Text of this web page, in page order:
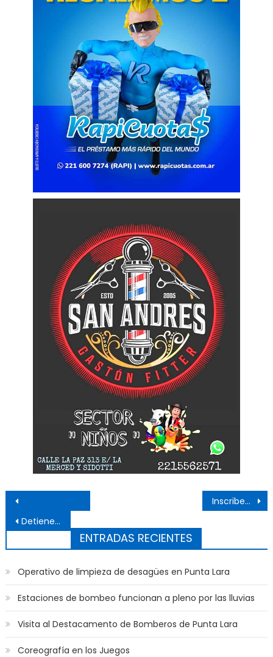
Navegación de entradas
Detienen a una mujer por abusar de una menor de su familia en Catella
Inscriben para el plan FinEs
ENTRADAS RECIENTES
Operativo de limpieza de desagües en Punta Lara
Estaciones de bombeo funcionan a pleno por las lluvias
Visita al Destacamento de Bomberos de Punta Lara
Coreografía en los Juegos